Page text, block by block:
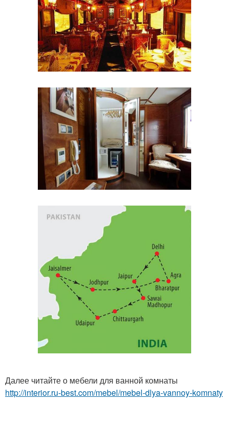
Далее читайте о мебели для ванной комнаты
http://interior.ru-best.com/mebel/mebel-dlya-vannoy-komnaty